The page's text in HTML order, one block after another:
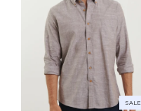
SALE